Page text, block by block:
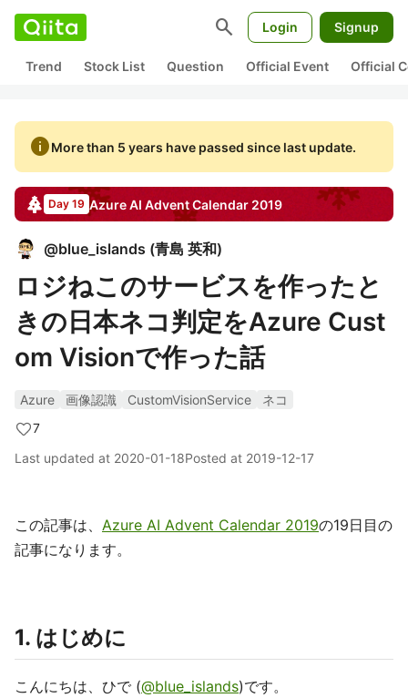
search Login Signup
Trend Stock List Question Official Event Official
infoMore than 5 years have passed since last update.
Day 19 Azure AI Advent Calendar 2019
@blue_islands (青島 英和)
ロジねこのサービスを作ったと
きの日本ネコ判定をAzure Cust
om Visionで作った話
Azure 画像認識 CustomVisionService
ネコ
7
Last updated at 2020-01-18Posted at 2019-12-17
この記事は、 Azure AI Advent Calendar 2019の19日目の
記事になります。
1. はじめに
こんにちは、ひで (@blue_islands)です。